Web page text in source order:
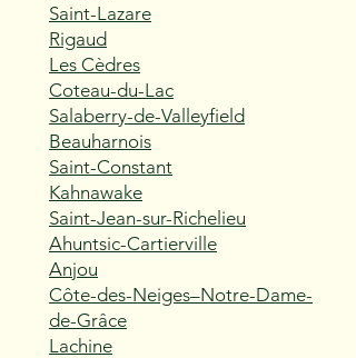
Saint-Lazare
Rigaud
Les Cèdres
Coteau-du-Lac
Salaberry-de-Valleyfield
Beauharnois
Saint-Constant
Kahnawake
Saint-Jean-sur-Richelieu
Ahuntsic-Cartierville
Anjou
Côte-des-Neiges–Notre-Dame-
de-Grâce
Lachine